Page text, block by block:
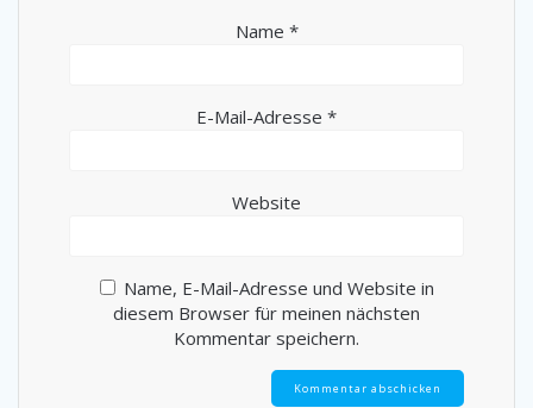
Name *
E-Mail-Adresse *
Website
Name, E-Mail-Adresse und Website in
diesem Browser für meinen nächsten
Kommentar speichern.